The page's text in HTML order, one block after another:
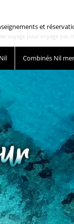
et
voyage pour voyage pas
Combinés Nil